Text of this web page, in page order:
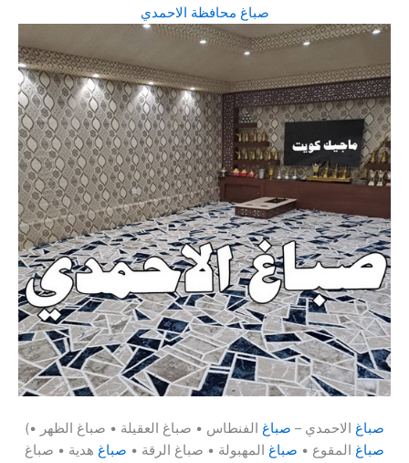
صباغ محافظة الاحمدي
( صباغ الاحمدي – صباغ الفنطاس • صباغ العقيلة • صباغ الظهر •
صباغ المقوع • صباغ المهبولة • صباغ الرقة • صباغ هدية • صباغ